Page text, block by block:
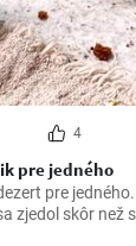
4
pre jedného
pre
zjedol skôr než